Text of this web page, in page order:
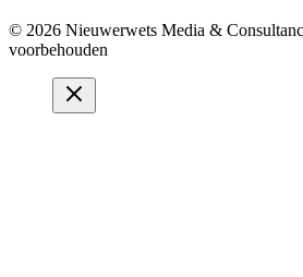
© 2026 Nieuwerwets Media &
voorbehouden